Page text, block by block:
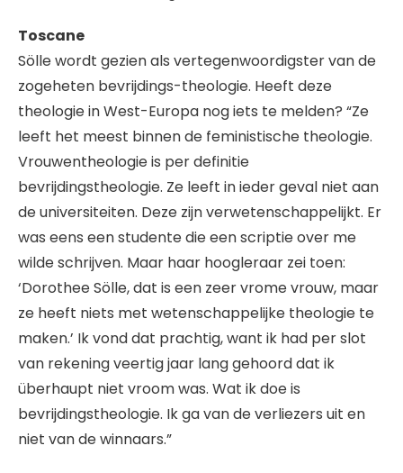
Toscane
Sölle wordt gezien als vertegenwoordigster van de
zogeheten bevrijdings-theologie. Heeft deze
theologie in West-Europa nog iets te melden? “Ze
leeft het meest binnen de feministische theologie.
Vrouwentheologie is per definitie
bevrijdingstheologie. Ze leeft in ieder geval niet aan
de universiteiten. Deze zijn verwetenschappelijkt. Er
was eens een studente die een scriptie over me
wilde schrijven. Maar haar hoogleraar zei toen:
‘Dorothee Sölle, dat is een zeer vrome vrouw, maar
ze heeft niets met wetenschappelijke theologie te
maken.’ Ik vond dat prachtig, want ik had per slot
van rekening veertig jaar lang gehoord dat ik
überhaupt niet vroom was. Wat ik doe is
bevrijdingstheologie. Ik ga van de verliezers uit en
niet van de winnaars.”